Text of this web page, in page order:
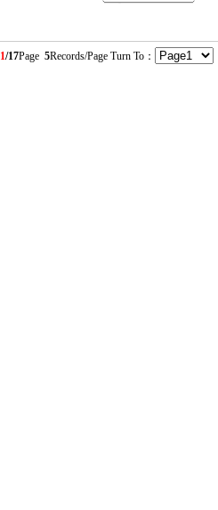
1/17Page 5Records/Page Turn To：